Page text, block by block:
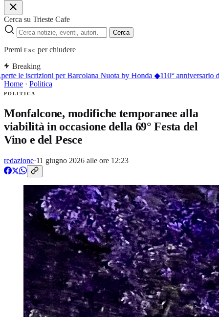
Cerca su Trieste Cafe
Cerca
Premi Esc per chiudere
Breaking
le iscrizioni per Barcolana Nuota by Honda ◆110° anniversario
Home · Politica
POLITICA
Monfalcone, modifiche temporanee alla
viabilità in occasione della 69° Festa del
Vino e del Pesce
redazione·11 giugno 2026 alle ore 12:23